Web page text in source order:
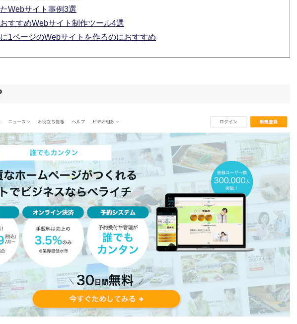
Webサイト事例3選
すすめWebサイト制作ツール4選
1ページのWebサイトを作るのにおすすめ